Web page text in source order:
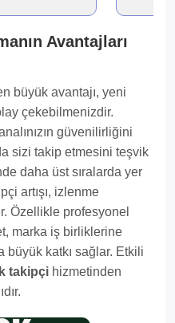
Avantajları
büyük avantajı, yeni
çekebilmenizdir.
güvenilirliğini
sizi takip etmesini teşvik
daha üst sıralarda yer
artışı, izlenme
Özellikle profesyonel
marka iş birliklerine
büyük katkı sağlar. Etkili
takipçi hizmetinden